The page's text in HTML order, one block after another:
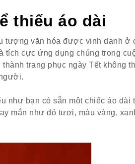
thiếu áo dài
tượng văn hóa được vinh danh ở
cực ứng dụng chúng trong
trang phục ngày Tết không
như bạn có sẵn một chiếc áo dài
mắn như đỏ tươi, màu vàng,